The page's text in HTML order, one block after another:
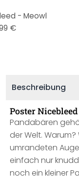
- Meowl
€
Beschreibung
Poster
Pandabären
der Welt.
umrandeten
einfach nur
noch ein kleiner